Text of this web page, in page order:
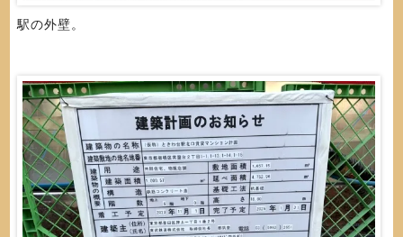
駅の外壁。